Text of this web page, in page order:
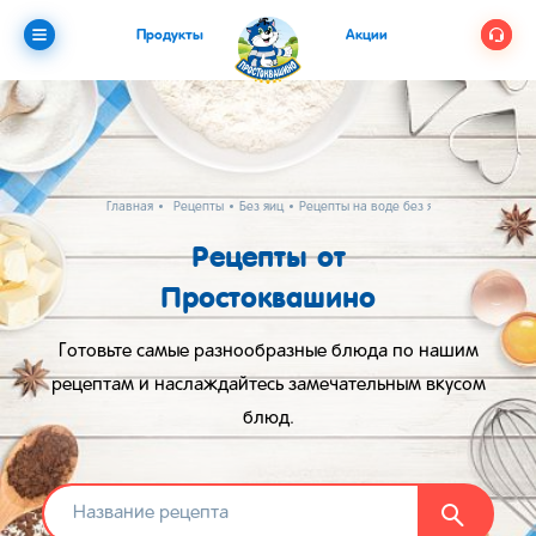
Продукты Акции
Главная Рецепты Без яиц Рецепты на воде без яиц
Рецепты от
Простоквашино
Готовьте самые разнообразные блюда по нашим
рецептам и наслаждайтесь замечательным вкусом
блюд.
Найти